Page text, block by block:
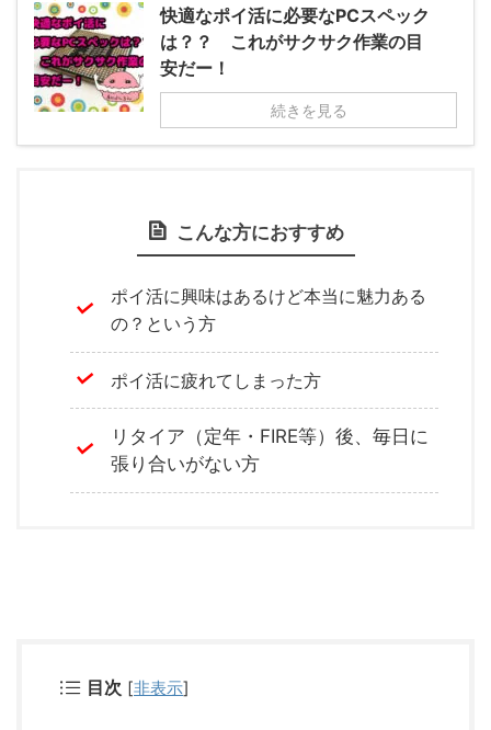
快適なポイ活に必要なPCスペック
は？？ これがサクサク作業の目
安だー！
続きを見る
こんな方におすすめ
ポイ活に興味はあるけど本当に魅力ある
の？という方
ポイ活に疲れてしまった方
リタイア（定年・FIRE等）後、毎日に
張り合いがない方
目次 [非表示]